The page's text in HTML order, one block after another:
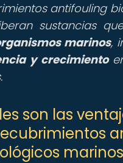
antifouling
sustancias
marinos,
y crecimiento
son las